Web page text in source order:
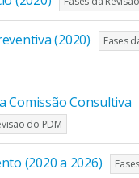
(2020)
Fases
Comissão Consultiva
do PDM
(2020 a 2026)